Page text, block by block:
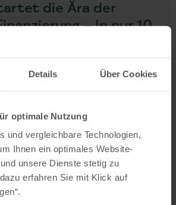
Details Über Cookies
optimale Nutzung
und vergleichbare Technologien,
Ihnen ein optimales Website-
unsere Dienste stetig zu
erfahren Sie mit Klick auf
die Ära der
– In nur 10
– Die KT Bank
ihrer neuen digitalen
Privatkundinnen …
Weiterlesen